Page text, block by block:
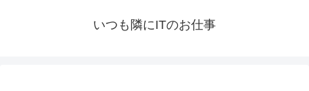
いつも隣にITのお仕事